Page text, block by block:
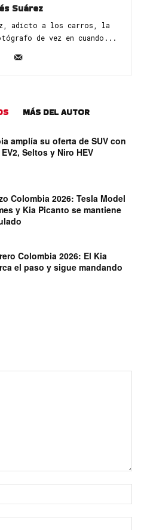
Suárez
adicto a los carros, la
de vez en cuando...
MÁS DEL AUTOR
amplía su oferta de SUV con
Seltos y Niro HEV
Colombia 2026: Tesla Model
y Kia Picanto se mantiene
Colombia 2026: El Kia
el paso y sigue mandando